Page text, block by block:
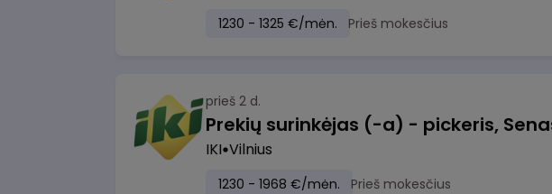
1230 - 1325 €/mėn. Prieš mokesčius
prieš 2 d.
IKI Vilnius
1230 - 1968 €/mėn. Prieš mokesčius